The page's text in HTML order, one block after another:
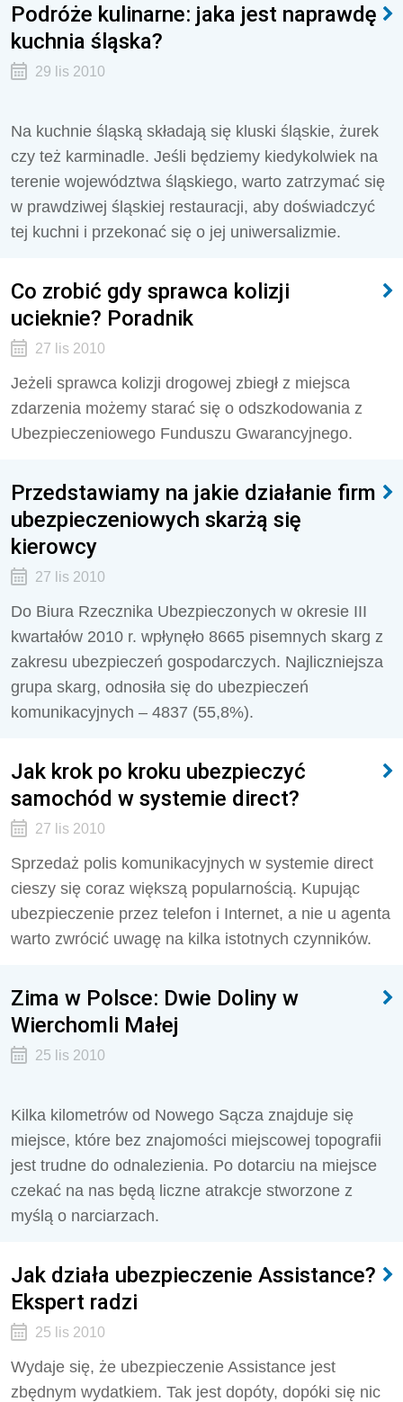
Podróże kulinarne: jaka jest naprawdę
kuchnia śląska?
29 lis 2010
Na kuchnie śląską składają się kluski śląskie, żurek
czy też karminadle. Jeśli będziemy kiedykolwiek na
terenie województwa śląskiego, warto zatrzymać się
w prawdziwej śląskiej restauracji, aby doświadczyć
tej kuchni i przekonać się o jej uniwersalizmie.
Co zrobić gdy sprawca kolizji
ucieknie? Poradnik
27 lis 2010
Jeżeli sprawca kolizji drogowej zbiegł z miejsca
zdarzenia możemy starać się o odszkodowania z
Ubezpieczeniowego Funduszu Gwarancyjnego.
Przedstawiamy na jakie działanie firm
ubezpieczeniowych skarżą się
kierowcy
27 lis 2010
Do Biura Rzecznika Ubezpieczonych w okresie III
kwartałów 2010 r. wpłynęło 8665 pisemnych skarg z
zakresu ubezpieczeń gospodarczych. Najliczniejsza
grupa skarg, odnosiła się do ubezpieczeń
komunikacyjnych – 4837 (55,8%).
Jak krok po kroku ubezpieczyć
samochód w systemie direct?
27 lis 2010
Sprzedaż polis komunikacyjnych w systemie direct
cieszy się coraz większą popularnością. Kupując
ubezpieczenie przez telefon i Internet, a nie u agenta
warto zwrócić uwagę na kilka istotnych czynników.
Zima w Polsce: Dwie Doliny w
Wierchomli Małej
25 lis 2010
Kilka kilometrów od Nowego Sącza znajduje się
miejsce, które bez znajomości miejscowej topografii
jest trudne do odnalezienia. Po dotarciu na miejsce
czekać na nas będą liczne atrakcje stworzone z
myślą o narciarzach.
Jak działa ubezpieczenie Assistance?
Ekspert radzi
25 lis 2010
Wydaje się, że ubezpieczenie Assistance jest
zbędnym wydatkiem. Tak jest dopóty, dopóki się nic